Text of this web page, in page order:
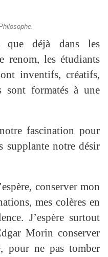
que déjà dans les
renom, les étudiants
inventifs, créatifs,
formatés à une
fascination pour
supplante notre désir
conserver mon
mes colères en
J’espère surtout
Morin conserver
pour ne pas tomber